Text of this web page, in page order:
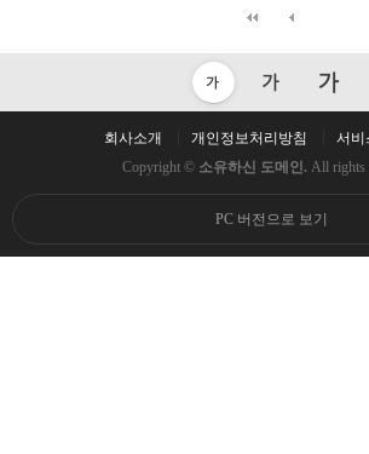
회사소개 개인정보처리방침
서비
Copyright © 소유하신 도메인. All rights
PC 버전으로 보기